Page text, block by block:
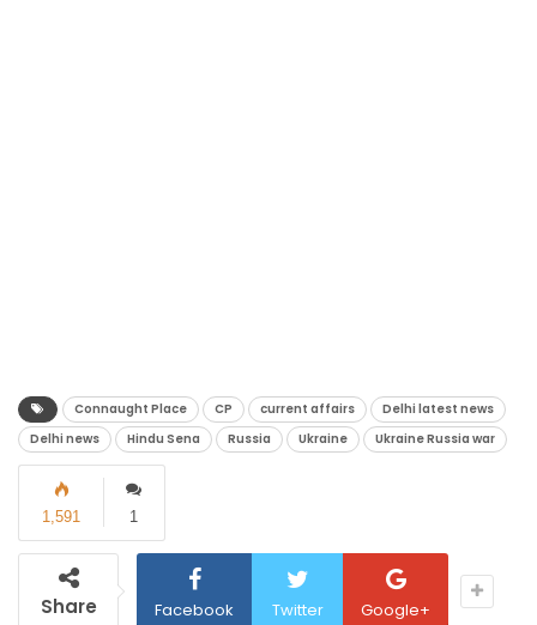
Connaught Place CP current affairs
Delhi latest news
Delhi news
Hindu Sena Russia Ukraine Ukraine Russia war
1
1,591
Share Facebook Twitter Google+